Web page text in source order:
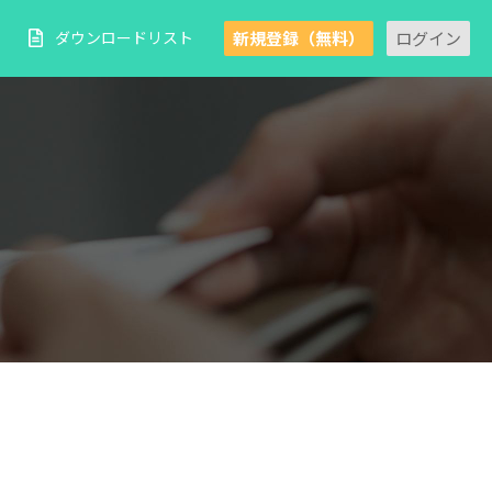
ダウンロードリスト 新規登録（無料） ログイン